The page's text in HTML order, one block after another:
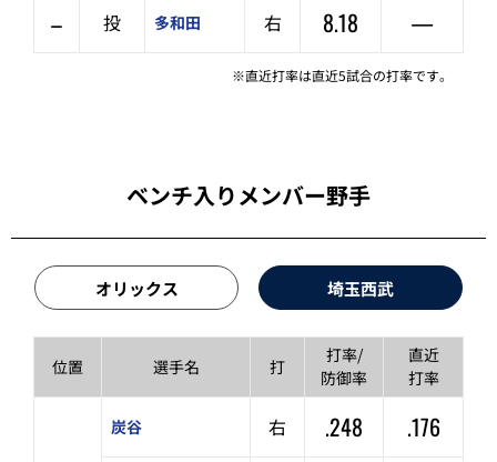
– 投 多和田 右 8.18 —
※直近打率は直近5試合の打率です。
ベンチ入りメンバー野手
オリックス 埼玉西武
位置 選手名 打
打率/
防御率
直近
打率
炭谷 右 .248 .176